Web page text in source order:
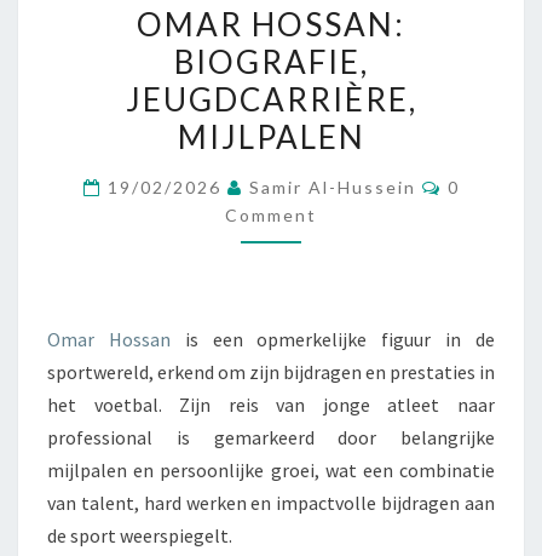
HOSSAN:
BIOGRAFIE,
JEUGDCARRIÈRE,
MIJLPALEN
OMAR HOSSAN:
BIOGRAFIE,
JEUGDCARRIÈRE,
MIJLPALEN
19/02/2026 Samir Al-Hussein Comments
0
Comment
Omar Hossan is een opmerkelijke figuur in de
sportwereld, erkend om zijn bijdragen en prestaties in
het voetbal. Zijn reis van jonge atleet naar
professional is gemarkeerd door belangrijke
mijlpalen en persoonlijke groei, wat een combinatie
van talent, hard werken en impactvolle bijdragen aan
de sport weerspiegelt.